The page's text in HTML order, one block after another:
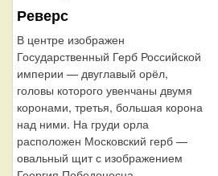
Реверс
В центре изображен
Государственный Герб Российской
империи — двуглавый орёл,
головы которого увенчаны двумя
коронами, третья, большая корона
над ними. На груди орла
расположен Московский герб —
овальный щит с изображением